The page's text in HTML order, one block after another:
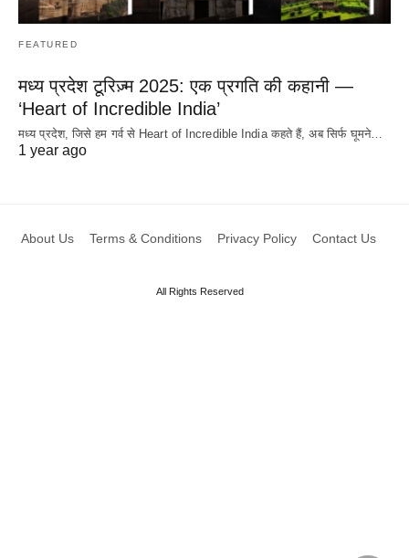
FEATURED
मध्य प्रदेश टूरिज़्म 2025: एक प्रगति की कहानी —
‘Heart of Incredible India’
मध्य प्रदेश, जिसे हम गर्व से Heart of Incredible India कहते हैं, अब सिर्फ घूमने…
1 year ago
About Us Terms & Conditions Privacy Policy Contact Us
All Rights Reserved